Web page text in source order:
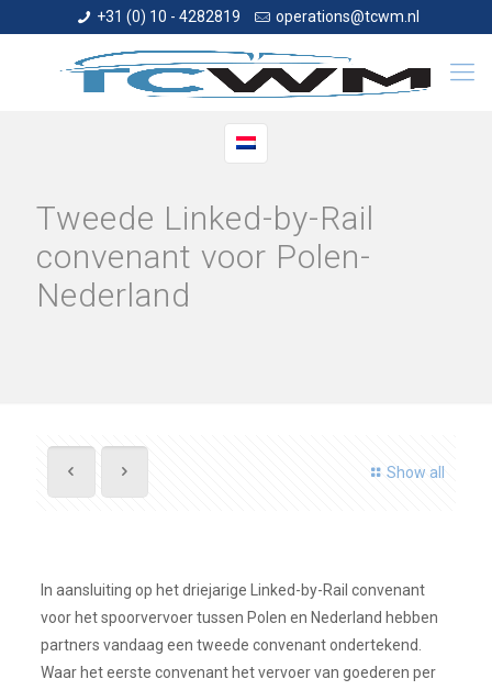
+31 (0) 10 - 4282819 operations@tcwm.nl
Tweede Linked-by-Rail
convenant voor Polen-
Nederland
Show all
In aansluiting op het driejarige Linked-by-Rail convenant
voor het spoorvervoer tussen Polen en Nederland hebben
partners vandaag een tweede convenant ondertekend.
Waar het eerste convenant het vervoer van goederen per